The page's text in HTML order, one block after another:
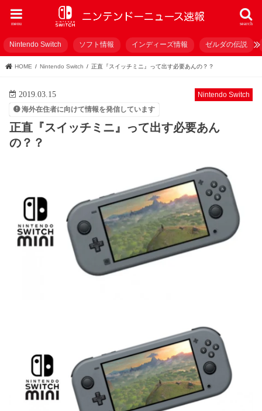
search
menu
Nintendo Switch ソフト情報 インディーズ情報 ゼルダの伝説
HOME Nintendo Switch 正直『スイッチミニ』って出す必要あんの？？
Nintendo Switch
2019.03.15
海外在住者に向けて情報を発信しています
正直『スイッチミニ』って出す必要あん
の？？